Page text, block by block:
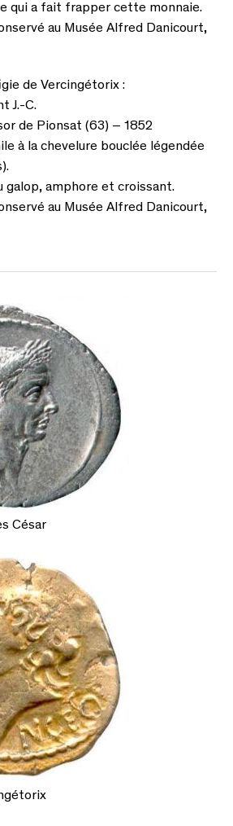
qui a fait frapper cette monnaie.
au Musée Alfred Danicourt,
de Vercingétorix :
J.-C.
de Pionsat (63) – 1852
à la chevelure bouclée légendée
galop, amphore et croissant.
au Musée Alfred Danicourt,
César